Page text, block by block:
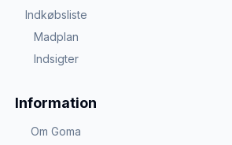
Indkøbsliste
Madplan
Indsigter
Information
Om Goma